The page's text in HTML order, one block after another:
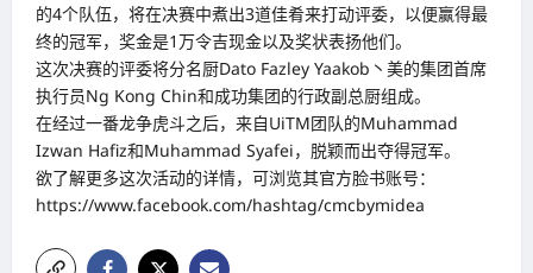
的4个队伍，将在决赛中煮出3道佳肴来打动评委，以便赢得最
终的冠军，奖金是1万令吉现金以及奖状表扬他们。
这次决赛的评委将分名厨Dato Fazley Yaakob丶美的集团首席
执行员Ng Kong Chin和成功集团的行政副总厨组成。
在经过一番龙争虎斗之后，来自UiTM团队的Muhammad
Izwan Hafiz和Muhammad Syafei，脱颖而出夺得冠军。
欲了解更多这次活动的详情，可浏览其官方脸书账号：
https://www.facebook.com/hashtag/cmcbymidea